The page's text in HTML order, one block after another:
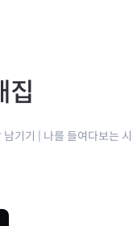
집
기기 | 나를 들여다보는